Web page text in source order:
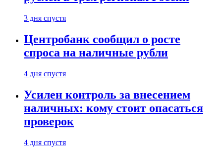
3 дня спустя
Центробанк сообщил о росте
спроса на наличные рубли
4 дня спустя
Усилен контроль за внесением
наличных: кому стоит опасаться
проверок
4 дня спустя